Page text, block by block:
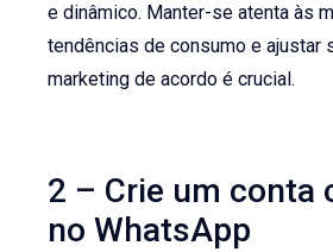
e dinâmico. Manter-se atenta às
tendências de consumo e ajustar
marketing de acordo é crucial.
2 – Crie um conta
no WhatsApp